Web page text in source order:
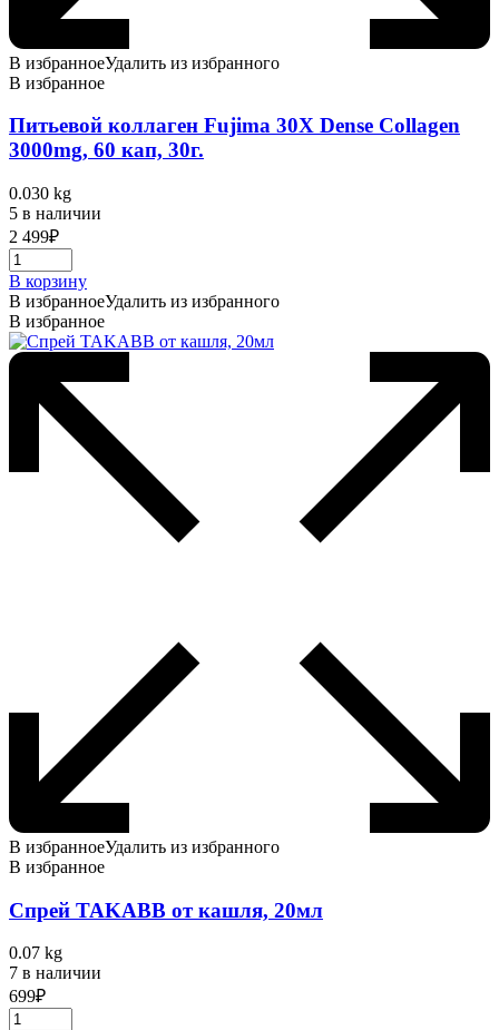
В избранноеУдалить из избранного
В избранное
Питьевой коллаген Fujima 30Х Dense Collagen
3000mg, 60 кап, 30г.
0.030 kg
5 в наличии
2 499₽
В корзину
В избранноеУдалить из избранного
В избранное
В избранноеУдалить из избранного
В избранное
Спрей TAKABB от кашля, 20мл
0.07 kg
7 в наличии
699₽